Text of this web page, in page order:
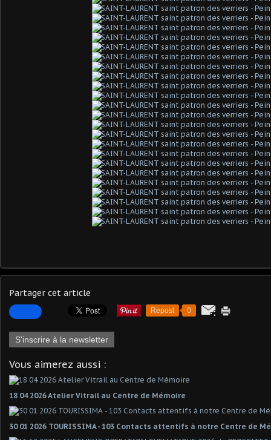
Partager cet article
Repost 0
S'inscrire à la newsletter
Vous aimerez aussi :
18 04 2026 Atelier Vitrail au Centre de Mémoire
30 01 2026 TOURISSIMA - 103 Contacts attentifs à notre Centre de